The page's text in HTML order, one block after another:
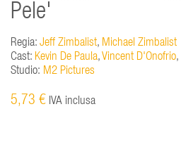
Pele'
Regia: Jeff Zimbalist, Michael Zimbalist
Cast: Kevin De Paula,Vincent D'Onofrio,
Studio: M2 Pictures
5,73 € IVA inclusa